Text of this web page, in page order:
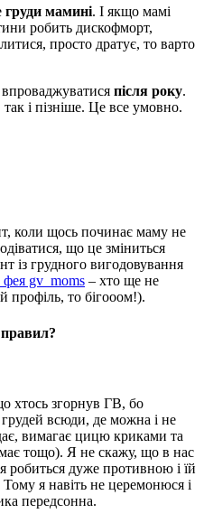
груди мамині. І якщо мамі
робить дискофморт,
просто дратує, то варто
після року.
і пізніше. Це все умовно.
коли щось починає маму не
що це зміниться
із грудного вигодовування
gv_moms – хто ще не
то бігооом!).
хтось згорнув ГВ, бо
всюди, де можна і не
вимагає цицю криками та
тощо). Я не скажу, що в нас
робиться дуже противною і їй
я навіть не церемонюся і
передсонна.